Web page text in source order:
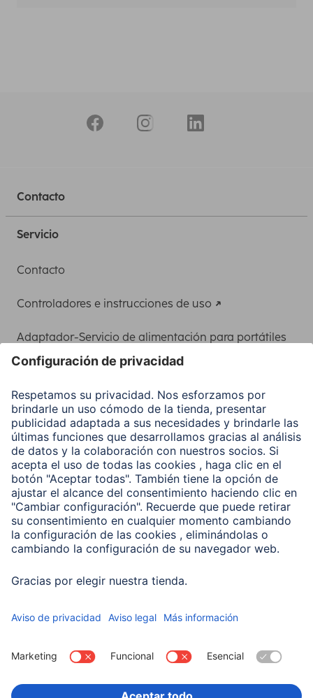
Contacto
Servicio
Contacto
Controladores e instrucciones de uso
Adaptador-Servicio de alimentación para portátiles
Clientes online
Conviértete en distribuidor
Compañía
Historia de la empresa
Hama en todo el Mundo
Sostenibilidad
Business-Portal